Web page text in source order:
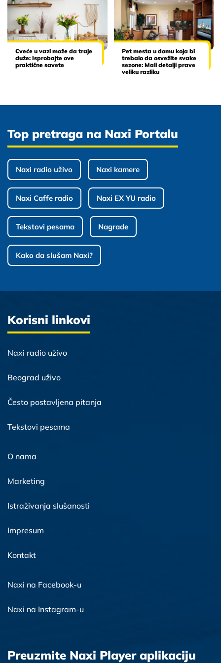
Cveće u vazi može da traje
duže: Isprobajte ove
praktične savete
Pet mesta u domu koja bi
trebalo da osvežite svake
sezone: Mali detalji prave
veliku razliku
Top pretraga na Naxi Portalu
Naxi radio uživo Naxi kamere
Naxi Caffe radio Naxi EX YU radio
Tekstovi pesama Nagrade
Kako da slušam Naxi?
Korisni linkovi
Naxi radio uživo
Beograd uživo
Često postavljena pitanja
Tekstovi pesama
O nama
Marketing
Istraživanja slušanosti
Impresum
Kontakt
Naxi na Facebook-u
Naxi na Instagram-u
Preuzmite Naxi Player aplikaciju